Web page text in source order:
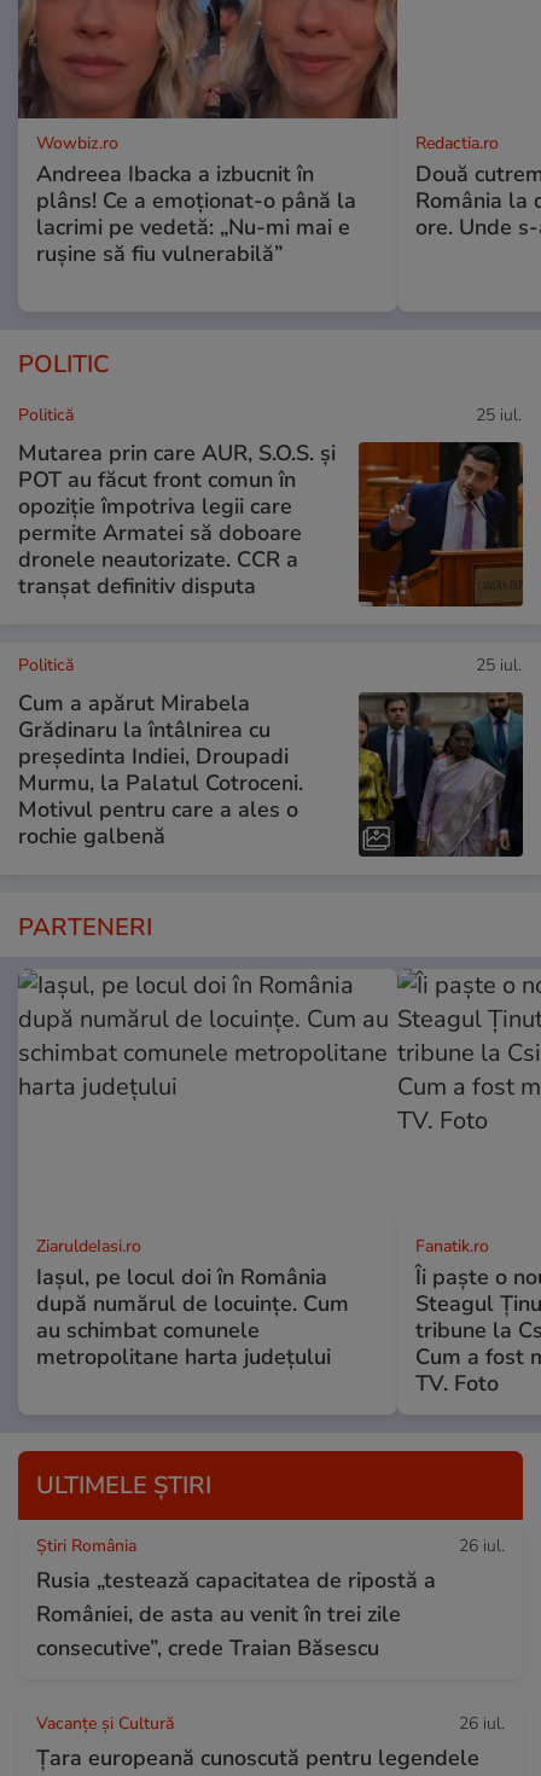
Wowbiz.ro
Andreea Ibacka a izbucnit în
plâns! Ce a emoționat-o până la
lacrimi pe vedetă: „Nu-mi mai e
rușine să fiu vulnerabilă”
Redactia.ro
Două
România la
ore. Unde
POLITIC
Politică 25 iul.
Mutarea prin care AUR, S.O.S. și
POT au făcut front comun în
opoziție împotriva legii care
permite Armatei să doboare
dronele neautorizate. CCR a
tranșat definitiv disputa
Politică 25 iul.
Cum a apărut Mirabela
Grădinaru la întâlnirea cu
președinta Indiei, Droupadi
Murmu, la Palatul Cotroceni.
Motivul pentru care a ales o
rochie galbenă
PARTENERI
ZiaruldeIasi.ro
Iașul, pe locul doi în România
după numărul de locuințe. Cum
au schimbat comunele
metropolitane harta județului
Fanatik.ro
Îi paște o
Steagul
tribune la
Cum a fost
TV. Foto
ULTIMELE ȘTIRI
Știri România 26 iul.
Rusia „testează capacitatea de ripostă a
României, de asta au venit în trei zile
consecutive”, crede Traian Băsescu
Vacanțe și Cultură 26 iul.
Țara europeană cunoscută pentru legendele